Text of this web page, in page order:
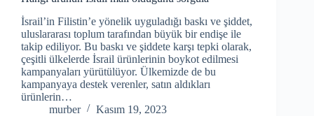
İsrail’in Filistin’e yönelik uyguladığı baskı ve şiddet,
uluslararası toplum tarafından büyük bir endişe ile
takip ediliyor. Bu baskı ve şiddete karşı tepki olarak,
çeşitli ülkelerde İsrail ürünlerinin boykot edilmesi
kampanyaları yürütülüyor. Ülkemizde de bu
kampanyaya destek verenler, satın aldıkları
ürünlerin…
murber
Kasım 19, 2023